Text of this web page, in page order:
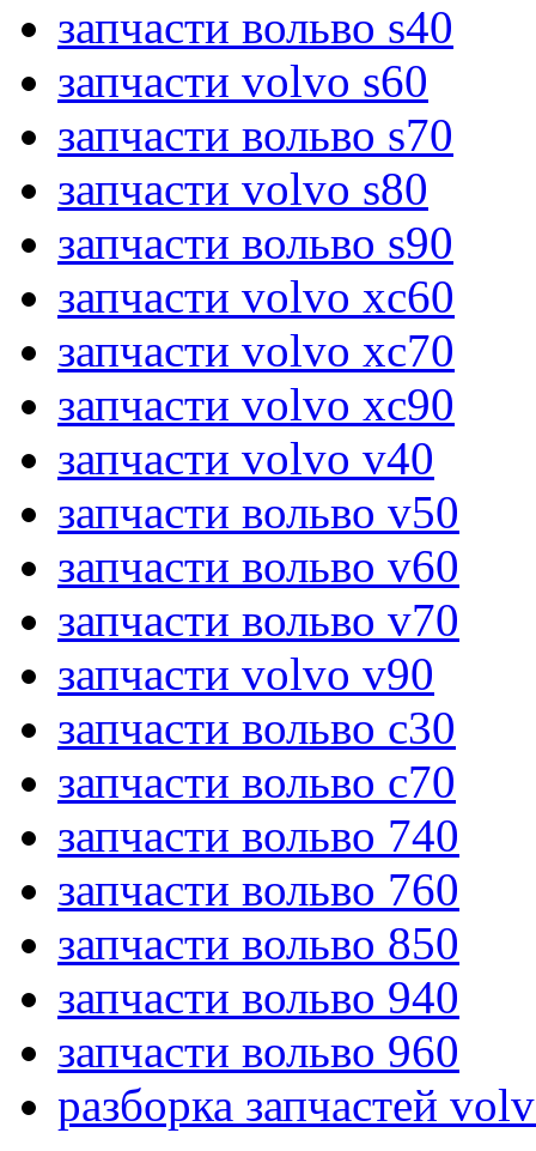
запчасти вольво s40
запчасти volvo s60
запчасти вольво s70
запчасти volvo s80
запчасти вольво s90
запчасти volvo xc60
запчасти volvo xc70
запчасти volvo xc90
запчасти volvo v40
запчасти вольво v50
запчасти вольво v60
запчасти вольво v70
запчасти volvo v90
запчасти вольво c30
запчасти вольво c70
запчасти вольво 740
запчасти вольво 760
запчасти вольво 850
запчасти вольво 940
запчасти вольво 960
разборка запчастей